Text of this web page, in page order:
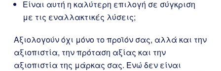
Είναι αυτή η καλύτερη επιλογή σε σύγκριση
με τις εναλλακτικές λύσεις;
Αξιολογούν όχι μόνο το προϊόν σας, αλλά και την
αξιοπιστία, την πρόταση αξίας και την
αξιοπιστία της μάρκας σας. Ενώ δεν είναι